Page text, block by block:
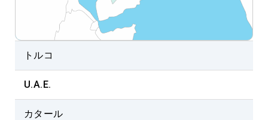
トルコ
U.A.E.
カタール